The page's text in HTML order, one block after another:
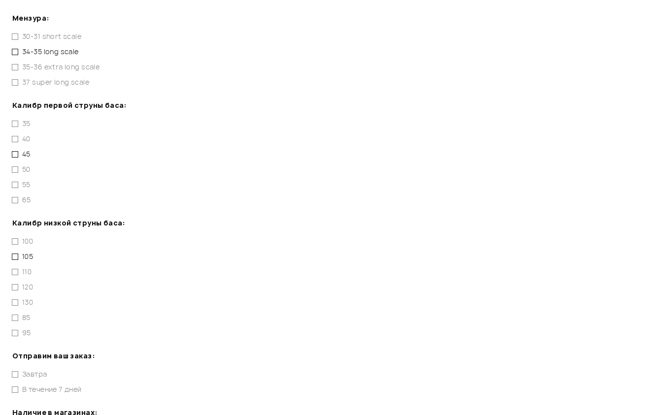
Мензура:
30-31 short scale
34-35 long scale
35-36 extra long scale
37 super long scale
Калибр первой струны баса:
35
40
45
50
55
65
Калибр низкой струны баса:
100
105
110
120
130
85
95
Отправим ваш заказ:
Завтра
В течение 7 дней
Наличие в магазинах: